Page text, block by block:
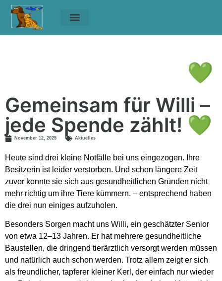
jede Spende zählt! 💚
Gemeinsam für Willi –
jede Spende zählt! 💚
November 12, 2025 Aktuelles
Heute sind drei kleine Notfälle bei uns eingezogen. Ihre
Besitzerin ist leider verstorben. Und schon längere Zeit
zuvor konnte sie sich aus gesundheitlichen Gründen nicht
mehr richtig um ihre Tiere kümmern. – entsprechend haben
die drei nun einiges aufzuholen.
Besonders Sorgen macht uns Willi, ein geschätzter Senior
von etwa 12–13 Jahren. Er hat mehrere gesundheitliche
Baustellen, die dringend tierärztlich versorgt werden müssen
und natürlich auch schon werden. Trotz allem zeigt er sich
als freundlicher, tapferer kleiner Kerl, der einfach nur wieder